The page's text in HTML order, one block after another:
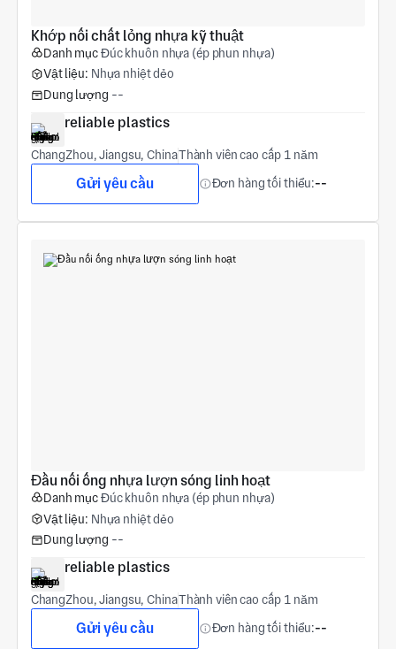
Khớp nối chất lỏng nhựa kỹ thuật
Danh mụcĐúc khuôn nhựa (ép phun nhựa)
Vật liệu: Nhựa nhiệt dẻo
Dung lượng --
reliable plastics
ChangZhou, Jiangsu, ChinaThành viên cao cấp 1 năm
Gửi yêu cầu Đơn hàng tối thiểu:--
Đầu nối ống nhựa lượn sóng linh hoạt
Danh mụcĐúc khuôn nhựa (ép phun nhựa)
Vật liệu: Nhựa nhiệt dẻo
Dung lượng --
reliable plastics
ChangZhou, Jiangsu, ChinaThành viên cao cấp 1 năm
Gửi yêu cầu Đơn hàng tối thiểu:--